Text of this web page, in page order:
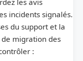
incidents signalés.
du support et la
migration des
: